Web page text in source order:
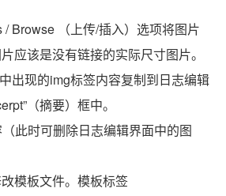
/ Browse （上传/插入）选项将图片
应该是没有链接的实际尺寸图片。
出现的img标签内容复制到日志编辑
（摘要）框中。
此时可删除日志编辑界面中的图
模板文件。模板标签